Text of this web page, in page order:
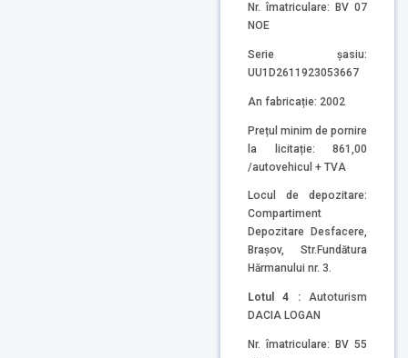
Nr. îmatriculare: BV 07
NOE
Serie șasiu:
UU1D2611923053667
An fabricație: 2002
Prețul minim de pornire
la licitație: 861,00
/autovehicul + TVA
Locul de depozitare:
Compartiment
Depozitare Desfacere,
Brașov, Str.Fundătura
Hărmanului nr. 3.
Lotul 4 : Autoturism
DACIA LOGAN
Nr. îmatriculare: BV 55